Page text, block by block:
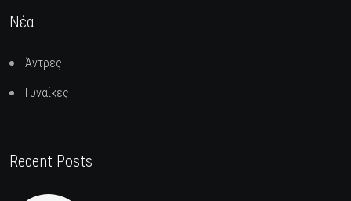
Νέα
Άντρες
Γυναίκες
Recent Posts